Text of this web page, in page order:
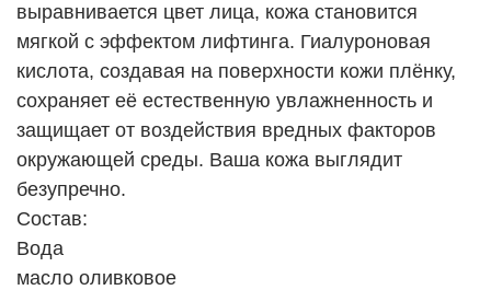
выравнивается цвет лица, кожа становится
мягкой с эффектом лифтинга. Гиалуроновая
кислота, создавая на поверхности кожи плёнку,
сохраняет её естественную увлажненность и
защищает от воздействия вредных факторов
окружающей среды. Ваша кожа выглядит
безупречно.
Состав:
Вода
масло оливковое